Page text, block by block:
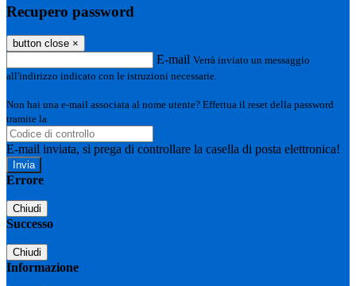
Recupero password
button close ×
E-mail Verrà inviato un messaggio
all'indirizzo indicato con le istruzioni necessarie.
Non hai una e-mail associata al nome utente? Effettua il reset della password
tramite la
E-mail inviata, si prega di controllare la casella di posta elettronica!
Errore
Chiudi
Successo
Chiudi
Informazione